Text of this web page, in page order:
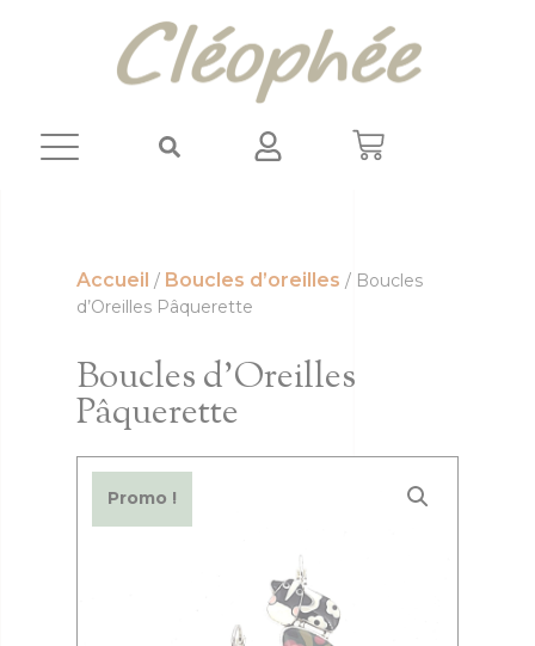
Accueil / Boucles d’oreilles / Boucles
d’Oreilles Pâquerette
Boucles d’Oreilles
Pâquerette
Promo !